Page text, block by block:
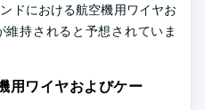
ドにおける航空機用ワイヤお
持されると予想されていま
用ワイヤおよびケー